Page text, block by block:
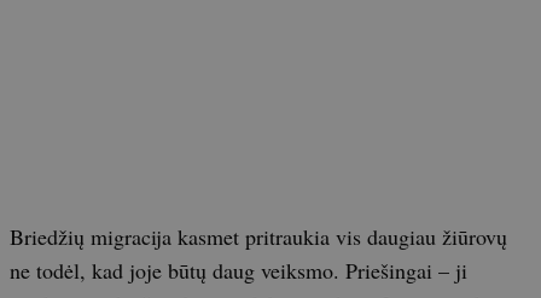
Briedžių migracija kasmet pritraukia vis daugiau žiūrovų
ne todėl, kad joje būtų daug veiksmo. Priešingai – ji